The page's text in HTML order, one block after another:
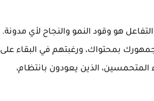
هو وقود النمو والنجاح لأي مدونة.
بمحتواك، ورغبتهم في البقاء على
الذين يعودون بانتظام،